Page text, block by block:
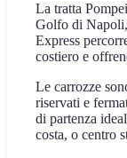
La tratta
Golfo di Napoli,
Express
costiero e
Le carrozze
riservati e
di partenza
costa, o centro